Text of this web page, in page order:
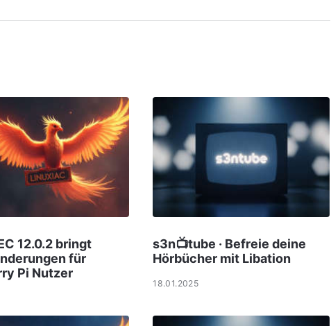
12.0.2 bringt
für
Pi Nutzer
s3n📺tube · Befreie deine
Hörbücher mit Libation
18.01.2025